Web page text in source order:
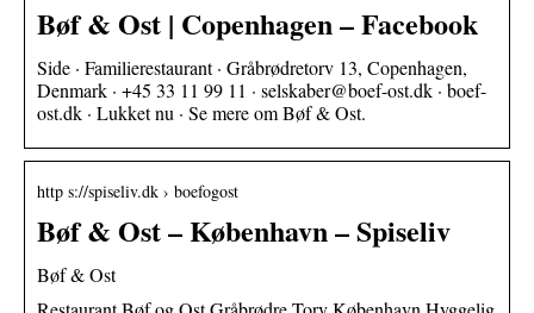
Bøf & Ost | Copenhagen – Facebook
Side · Familierestaurant · Gråbrødretorv 13, Copenhagen,
Denmark · +45 33 11 99 11 · selskaber@boef-ost.dk · boef-
ost.dk · Lukket nu · Se mere om Bøf & Ost.
http s://spiseliv.dk › boefogost
Bøf & Ost – København – Spiseliv
Bøf & Ost